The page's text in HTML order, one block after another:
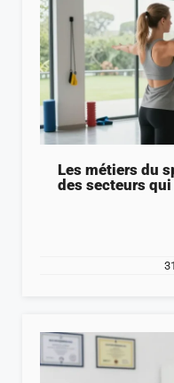
Les métiers du
des secteurs